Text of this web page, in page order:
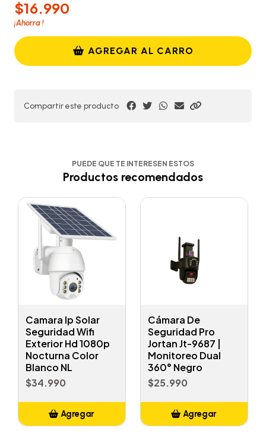
$16.990
¡Ahorra!
AGREGAR AL CARRO
Compartir este producto
PUEDE QUE TE INTERESEN ESTOS
Productos recomendados
Camara Ip Solar
Seguridad Wifi
Exterior Hd 1080p
Nocturna Color
Blanco NL
$34.990
Agregar
Cámara De
Seguridad Pro
Jortan Jt-9687 |
Monitoreo Dual
360° Negro
$25.990
Agregar